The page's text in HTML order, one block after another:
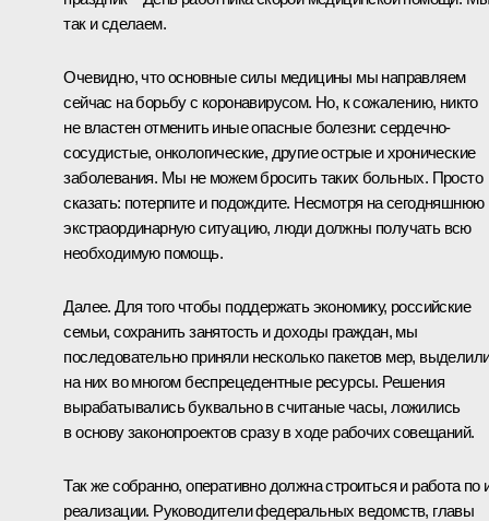
так и сделаем.
Очевидно, что основные силы медицины мы направляем
сейчас на борьбу с коронавирусом. Но, к сожалению, никто
не властен отменить иные опасные болезни: сердечно-
сосудистые, онкологические, другие острые и хронические
заболевания. Мы не можем бросить таких больных. Просто
сказать: потерпите и подождите. Несмотря на сегодняшнюю
экстраординарную ситуацию, люди должны получать всю
необходимую помощь.
Далее. Для того чтобы поддержать экономику, российские
семьи, сохранить занятость и доходы граждан, мы
последовательно приняли несколько пакетов мер,
на них во многом беспрецедентные ресурсы. Решения
вырабатывались буквально в считаные часы, ложились
в основу законопроектов сразу в ходе рабочих совещаний.
Так же собранно, оперативно должна строиться и работа по
реализации. Руководители федеральных ведомств, главы